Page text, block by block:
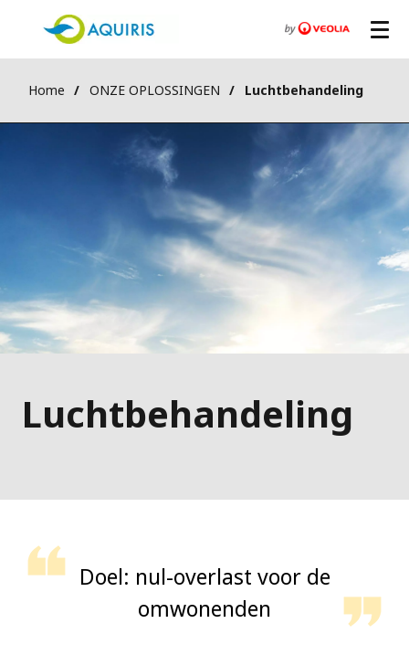
Home ONZE OPLOSSINGEN Luchtbehandeling
Luchtbehandeling
Doel: nul-overlast voor de
omwonenden